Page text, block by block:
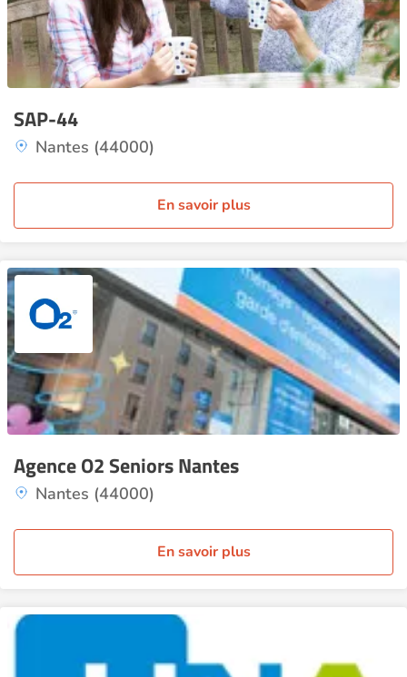
SAP-44
Nantes (44000)
En savoir plus
Agence O2 Seniors Nantes
Nantes (44000)
En savoir plus